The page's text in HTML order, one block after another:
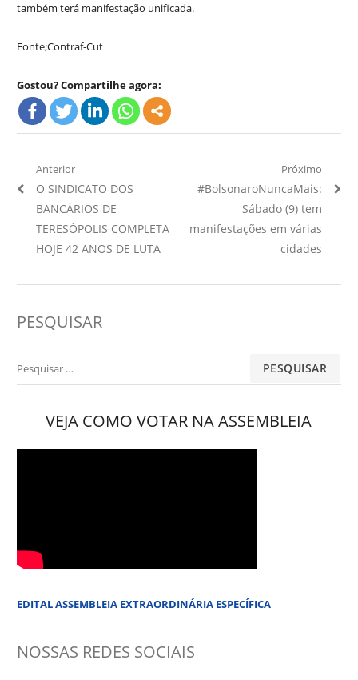
também terá manifestação unificada.
Fonte;Contraf-Cut
Gostou? Compartilhe agora:
Navegação
de
Post
Anterior
Artigo
Anterior:
O SINDICATO DOS
BANCÁRIOS DE
TERESÓPOLIS COMPLETA
HOJE 42 ANOS DE LUTA
Próximo
Próximo
#BolsonaroNuncaMais:
Sábado (9) tem
manifestações em várias
cidades
PESQUISAR
Pesquisar
VEJA COMO VOTAR NA ASSEMBLEIA
EDITAL ASSEMBLEIA EXTRAORDINÁRIA ESPECÍFICA
NOSSAS REDES SOCIAIS